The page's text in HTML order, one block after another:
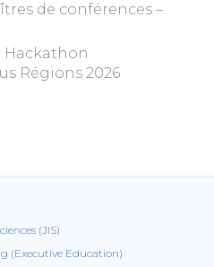
de conférences –
Régions 2026
(JIS)
(Executive Education)